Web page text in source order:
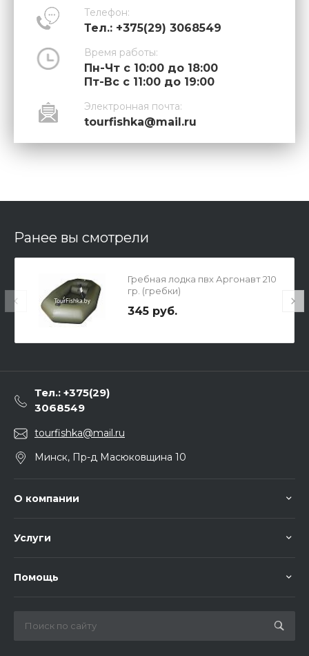
Телефон:
Тел.: +375(29) 3068549
Время работы:
Пн-Чт с 10:00 до 18:00
Пт-Вс с 11:00 до 19:00
Электронная почта:
tourfishka@mail.ru
Ранее вы смотрели
Гребная лодка пвх Аргонавт 210
гр. (гребки)
345 руб.
Тел.: +375(29)
3068549
tourfishka@mail.ru
Минск, Пр-д Масюковщина 10
О компании
Услуги
Помощь